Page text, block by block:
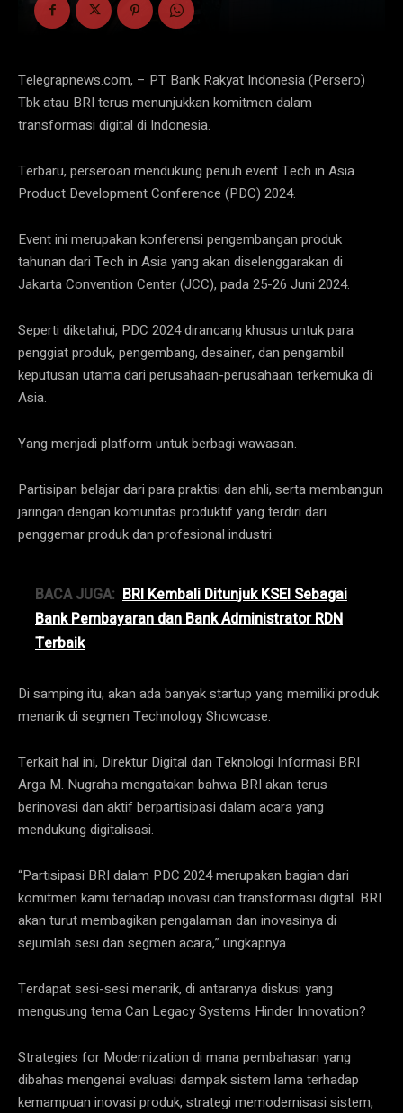
Telegrapnews.com, – PT Bank Rakyat Indonesia (Persero)
Tbk atau BRI terus menunjukkan komitmen dalam
transformasi digital di Indonesia.
Terbaru, perseroan mendukung penuh event Tech in Asia
Product Development Conference (PDC) 2024.
Event ini merupakan konferensi pengembangan produk
tahunan dari Tech in Asia yang akan diselenggarakan di
Jakarta Convention Center (JCC), pada 25-26 Juni 2024.
Seperti diketahui, PDC 2024 dirancang khusus untuk para
penggiat produk, pengembang, desainer, dan pengambil
keputusan utama dari perusahaan-perusahaan terkemuka di
Asia.
Yang menjadi platform untuk berbagi wawasan.
Partisipan belajar dari para praktisi dan ahli, serta membangun
jaringan dengan komunitas produktif yang terdiri dari
penggemar produk dan profesional industri.
BACA JUGA: BRI Kembali Ditunjuk KSEI Sebagai
Bank Pembayaran dan Bank Administrator RDN
Terbaik
Di samping itu, akan ada banyak startup yang memiliki produk
menarik di segmen Technology Showcase.
Terkait hal ini, Direktur Digital dan Teknologi Informasi BRI
Arga M. Nugraha mengatakan bahwa BRI akan terus
berinovasi dan aktif berpartisipasi dalam acara yang
mendukung digitalisasi.
“Partisipasi BRI dalam PDC 2024 merupakan bagian dari
komitmen kami terhadap inovasi dan transformasi digital. BRI
akan turut membagikan pengalaman dan inovasinya di
sejumlah sesi dan segmen acara,” ungkapnya.
Terdapat sesi-sesi menarik, di antaranya diskusi yang
mengusung tema Can Legacy Systems Hinder Innovation?
Strategies for Modernization di mana pembahasan yang
dibahas mengenai evaluasi dampak sistem lama terhadap
kemampuan inovasi produk, strategi memodernisasi sistem,